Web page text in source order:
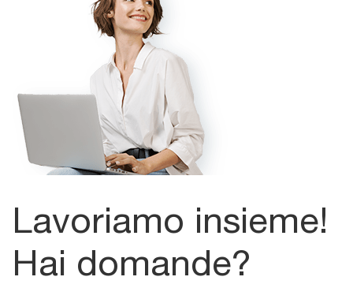
Lavoriamo insieme!
Hai domande?